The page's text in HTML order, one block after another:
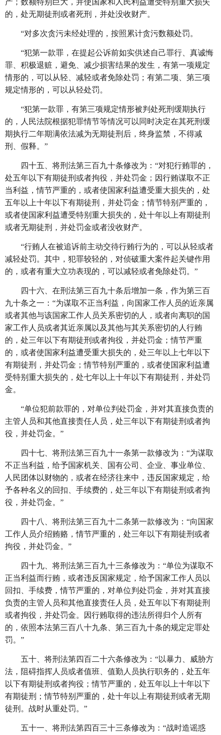
产；数额特别巨大，并使国家和人民利益遭受特别重大损失
的，处无期徒刑或者死刑，并处没收财产。
“对多次贪污未经处理的，按照累计贪污数额处罚。
“犯第一款罪，在提起公诉前如实供述自己罪行、真诚悔
罪、积极退赃，避免、减少损害结果的发生，有第一项规定
情形的，可以从轻、减轻或者免除处罚；有第二项、第三项
规定情形的，可以从轻处罚。
“犯第一款罪，有第三项规定情形被判处死刑缓期执行
的，人民法院根据犯罪情节等情况可以同时决定在其死刑缓
期执行二年期满依法减为无期徒刑后，终身监禁，不得减
刑、假释。”
四十五、将刑法第三百九十条修改为： “对犯行贿罪的，
处五年以下有期徒刑或者拘役，并处罚金；因行贿谋取不正
当利益，情节严重的，或者使国家利益遭受重大损失的，处
五年以上十年以下有期徒刑，并处罚金；情节特别严重的，
或者使国家利益遭受特别重大损失的，处十年以上有期徒刑
或者无期徒刑，并处罚金或者没收财产。
“行贿人在被追诉前主动交待行贿行为的，可以从轻或者
减轻处罚。其中，犯罪较轻的，对侦破重大案件起关键作用
的，或者有重大立功表现的，可以减轻或者免除处罚。”
四十六、在刑法第三百九十条后增加一条，作为第三百
九十条之一： “为谋取不正当利益，向国家工作人员的近亲属
或者其他与该国家工作人员关系密切的人，或者向离职的国
家工作人员或者其近亲属以及其他与其关系密切的人行贿
的，处三年以下有期徒刑或者拘役，并处罚金；情节严重
的，或者使国家利益遭受重大损失的，处三年以上七年以下
有期徒刑，并处罚金；情节特别严重的，或者使国家利益遭
受特别重大损失的，处七年以上十年以下有期徒刑，并处罚
金。
“单位犯前款罪的，对单位判处罚金，并对其直接负责的
主管人员和其他直接责任人员，处三年以下有期徒刑或者拘
役，并处罚金。”
四十七、将刑法第三百九十一条第一款修改为： “为谋取
不正当利益，给予国家机关、国有公司、企业、事业单位、
人民团体以财物的，或者在经济往来中，违反国家规定，给
予各种名义的回扣、手续费的，处三年以下有期徒刑或者拘
役，并处罚金。”
四十八、将刑法第三百九十二条第一款修改为： “向国家
工作人员介绍贿赂，情节严重的，处三年以下有期徒刑或者
拘役，并处罚金。”
四十九、将刑法第三百九十三条修改为： “单位为谋取不
正当利益而行贿，或者违反国家规定，给予国家工作人员以
回扣、手续费，情节严重的，对单位判处罚金，并对其直接
负责的主管人员和其他直接责任人员，处五年以下有期徒刑
或者拘役，并处罚金。因行贿取得的违法所得归个人所有
的，依照本法第三百八十九条、第三百九十条的规定定罪处
罚。”
五十、将刑法第四百二十六条修改为： “以暴力、威胁方
法，阻碍指挥人员或者值班、值勤人员执行职务的，处五年
以下有期徒刑或者拘役；情节严重的，处五年以上十年以下
有期徒刑；情节特别严重的，处十年以上有期徒刑或者无期
徒刑。战时从重处罚。”
五十一、将刑法第四百三十三条修改为： “战时造谣惑